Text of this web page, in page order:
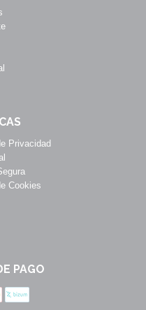
Privacidad
Cookies
PAGO